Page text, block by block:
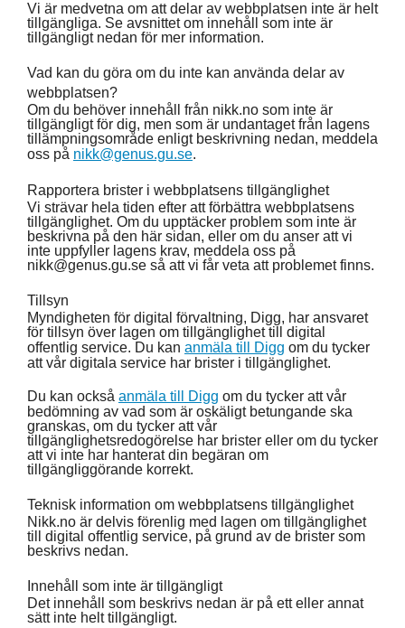
Vi är medvetna om att delar av webbplatsen inte är helt
tillgängliga. Se avsnittet om innehåll som inte är
tillgängligt nedan för mer information.
Vad kan du göra om du inte kan använda delar av
webbplatsen?
Om du behöver innehåll från nikk.no som inte är
tillgängligt för dig, men som är undantaget från lagens
tillämpningsområde enligt beskrivning nedan, meddela
oss på nikk@genus.gu.se.
Rapportera brister i webbplatsens tillgänglighet
Vi strävar hela tiden efter att förbättra webbplatsens
tillgänglighet. Om du upptäcker problem som inte är
beskrivna på den här sidan, eller om du anser att vi
inte uppfyller lagens krav, meddela oss på
nikk@genus.gu.se så att vi får veta att problemet finns.
Tillsyn
Myndigheten för digital förvaltning, Digg, har ansvaret
för tillsyn över lagen om tillgänglighet till digital
offentlig service. Du kan anmäla till Digg om du tycker
att vår digitala service har brister i tillgänglighet.
Du kan också anmäla till Digg om du tycker att vår
bedömning av vad som är oskäligt betungande ska
granskas, om du tycker att vår
tillgänglighetsredogörelse har brister eller om du tycker
att vi inte har hanterat din begäran om
tillgängliggörande korrekt.
Teknisk information om webbplatsens tillgänglighet
Nikk.no är delvis förenlig med lagen om tillgänglighet
till digital offentlig service, på grund av de brister som
beskrivs nedan.
Innehåll som inte är tillgängligt
Det innehåll som beskrivs nedan är på ett eller annat
sätt inte helt tillgängligt.